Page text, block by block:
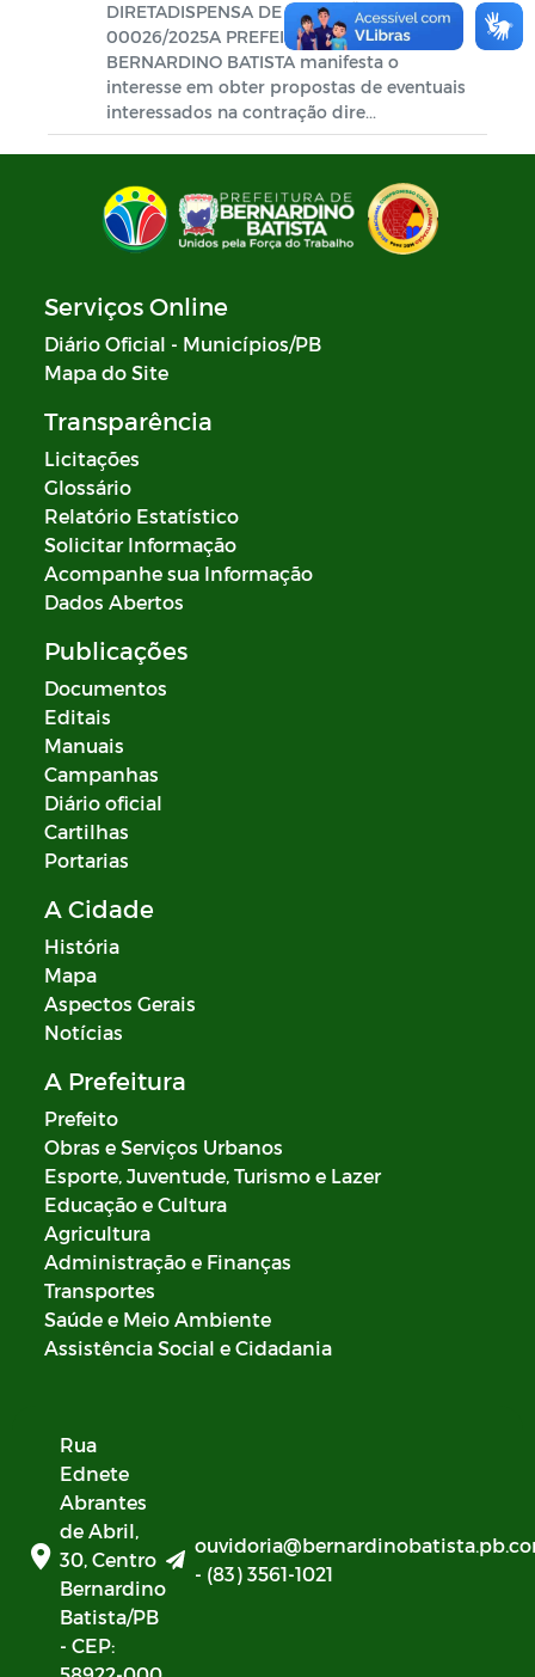
DIRETADISPENSA DE LICITAÇÃO Nº
00026/2025A PREFEITURA MUNICIPAL DE
BERNARDINO BATISTA manifesta o
interesse em obter propostas de eventuais
interessados na contração dire...
Serviços Online
Diário Oficial - Municípios/PB
Mapa do Site
Transparência
Licitações
Glossário
Relatório Estatístico
Solicitar Informação
Acompanhe sua Informação
Dados Abertos
Publicações
Documentos
Editais
Manuais
Campanhas
Diário oficial
Cartilhas
Portarias
A Cidade
História
Mapa
Aspectos Gerais
Notícias
A Prefeitura
Prefeito
Obras e Serviços Urbanos
Esporte, Juventude, Turismo e Lazer
Educação e Cultura
Agricultura
Administração e Finanças
Transportes
Saúde e Meio Ambiente
Assistência Social e Cidadania
Rua
Ednete
Abrantes
de Abril,
30, Centro
Bernardino
Batista/PB
- CEP:
- (83) 3561-1021